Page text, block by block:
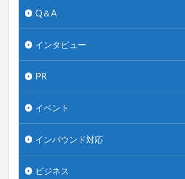
Q＆A
インタビュー
PR
イベント
インバウンド対応
ビジネス